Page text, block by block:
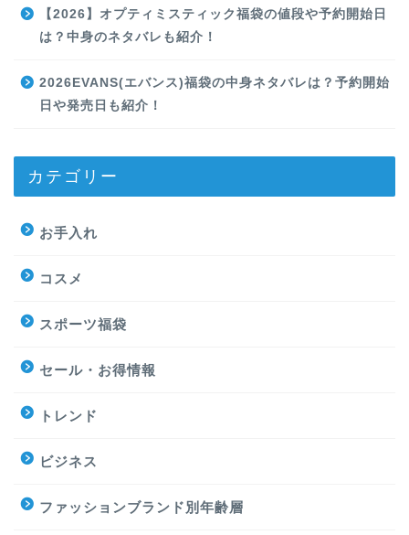
【2026】オプティミスティック福袋の値段や予約開始日
は？中身のネタバレも紹介！
2026EVANS(エバンス)福袋の中身ネタバレは？予約開始
日や発売日も紹介！
カテゴリー
お手入れ
コスメ
スポーツ福袋
セール・お得情報
トレンド
ビジネス
ファッションブランド別年齢層